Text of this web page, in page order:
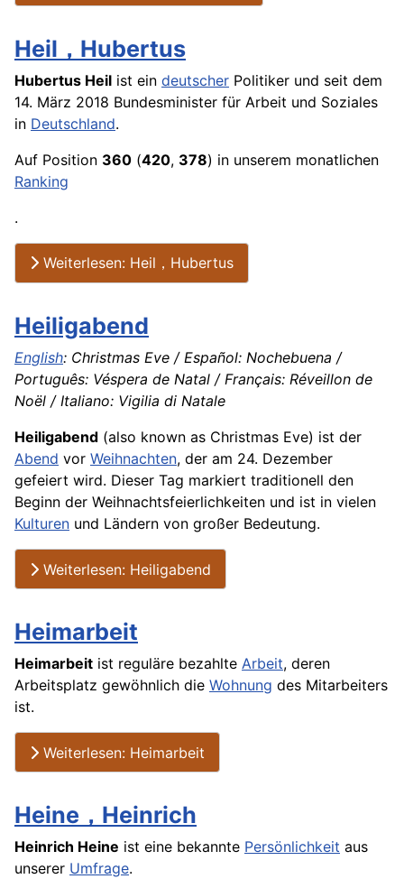
Heil，Hubertus
Hubertus Heil ist ein deutscher Politiker und seit dem
14. März 2018 Bundesminister für Arbeit und Soziales
in Deutschland.
Auf Position 360 (420, 378) in unserem monatlichen
Ranking
.
Weiterlesen: Heil，Hubertus
Heiligabend
English: Christmas Eve / Español: Nochebuena /
Português: Véspera de Natal / Français: Réveillon de
Noël / Italiano: Vigilia di Natale
Heiligabend (also known as Christmas Eve) ist der
Abend vor Weihnachten, der am 24. Dezember
gefeiert wird. Dieser Tag markiert traditionell den
Beginn der Weihnachtsfeierlichkeiten und ist in vielen
Kulturen und Ländern von großer Bedeutung.
Weiterlesen: Heiligabend
Heimarbeit
Heimarbeit ist reguläre bezahlte Arbeit, deren
Arbeitsplatz gewöhnlich die Wohnung des Mitarbeiters
ist.
Weiterlesen: Heimarbeit
Heine，Heinrich
Heinrich Heine ist eine bekannte Persönlichkeit aus
unserer Umfrage.